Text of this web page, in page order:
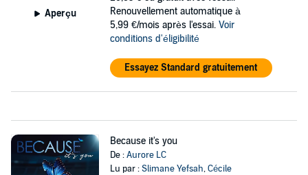
Aperçu
Renouvellement automatique à
5,99 €/mois après l'essai. Voir
conditions d'éligibilité
Essayez Standard gratuitement
Because it's you
De :Aurore LC
Lu par :Slimane Yefsah,Cécile